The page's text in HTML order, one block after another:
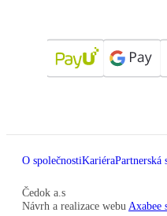
O společnostiKariéraPartnerská
Čedok a.s
Návrh a realizace webu Axabee